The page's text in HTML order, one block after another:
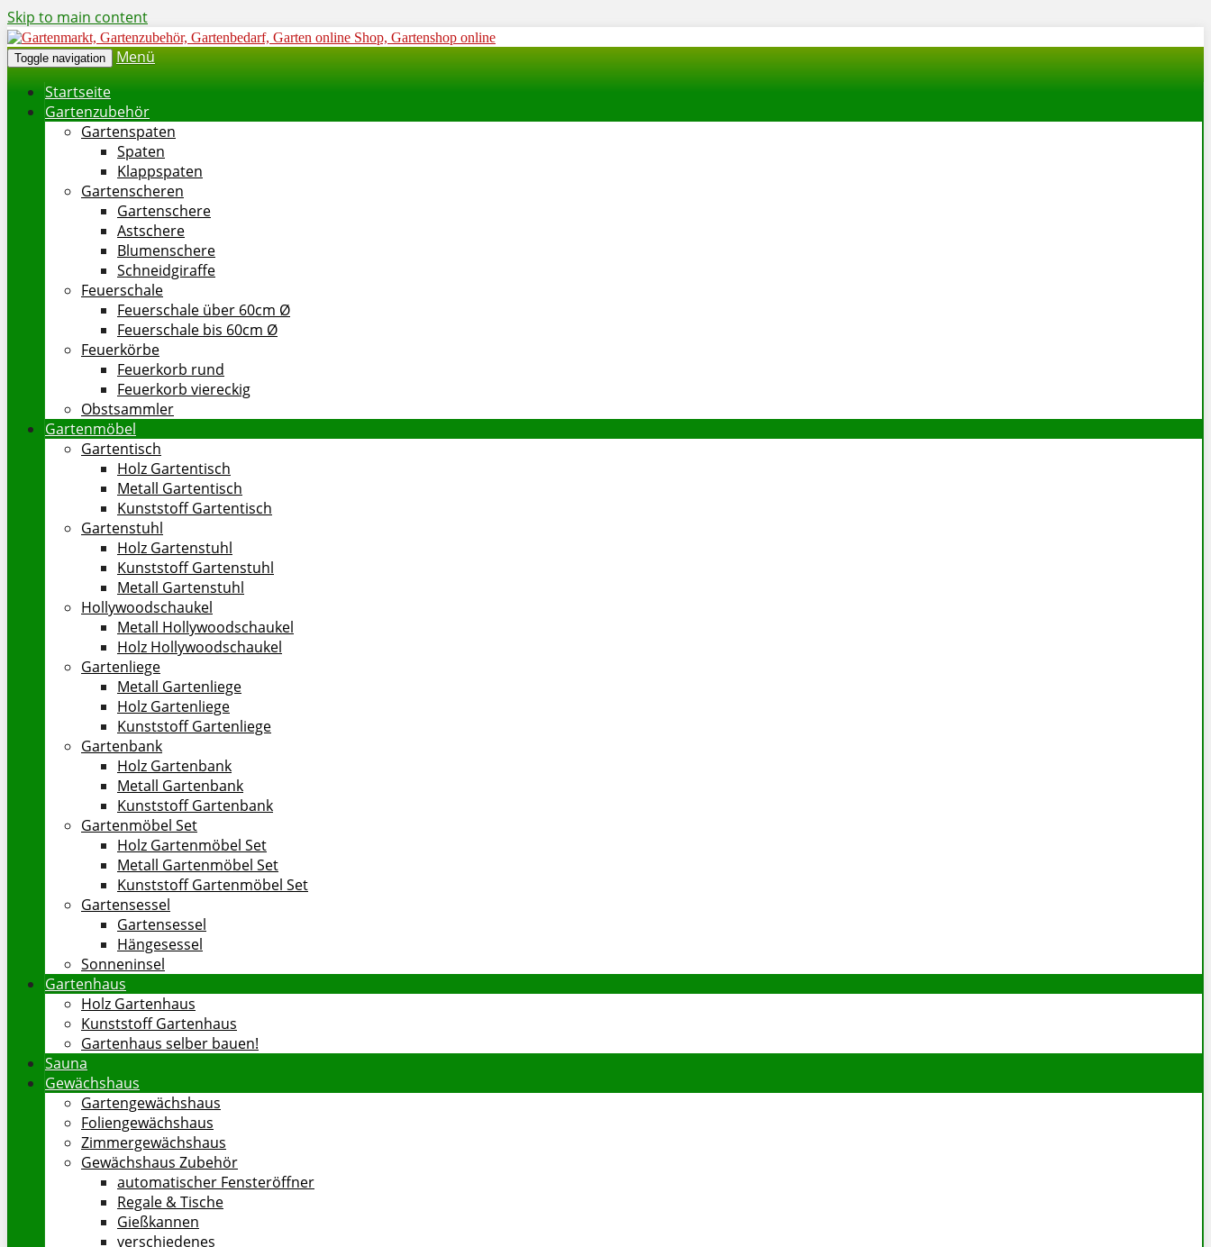
Skip to main content
Toggle navigation
Menü
Startseite
Gartenzubehör
Gartenspaten
Spaten
Klappspaten
Gartenscheren
Gartenschere
Astschere
Blumenschere
Schneidgiraffe
Feuerschale
Feuerschale über 60cm Ø
Feuerschale bis 60cm Ø
Feuerkörbe
Feuerkorb rund
Feuerkorb viereckig
Obstsammler
Gartenmöbel
Gartentisch
Holz Gartentisch
Metall Gartentisch
Kunststoff Gartentisch
Gartenstuhl
Holz Gartenstuhl
Kunststoff Gartenstuhl
Metall Gartenstuhl
Hollywoodschaukel
Metall Hollywoodschaukel
Holz Hollywoodschaukel
Gartenliege
Metall Gartenliege
Holz Gartenliege
Kunststoff Gartenliege
Gartenbank
Holz Gartenbank
Metall Gartenbank
Kunststoff Gartenbank
Gartenmöbel Set
Holz Gartenmöbel Set
Metall Gartenmöbel Set
Kunststoff Gartenmöbel Set
Gartensessel
Gartensessel
Hängesessel
Sonneninsel
Gartenhaus
Holz Gartenhaus
Kunststoff Gartenhaus
Gartenhaus selber bauen!
Sauna
Gewächshaus
Gartengewächshaus
Foliengewächshaus
Zimmergewächshaus
Gewächshaus Zubehör
automatischer Fensteröffner
Regale & Tische
Gießkannen
verschiedenes